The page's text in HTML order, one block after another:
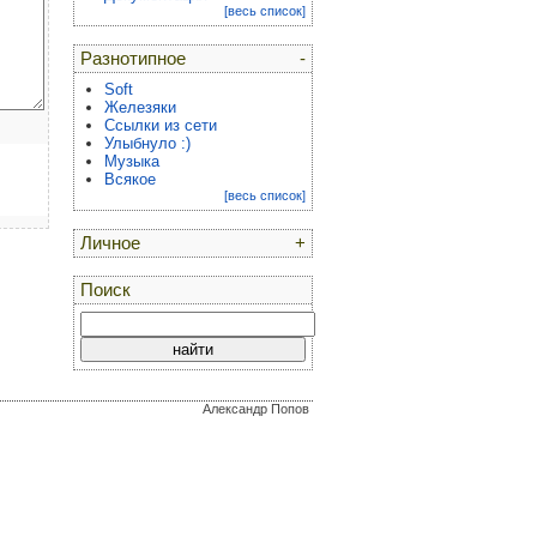
[весь список]
-
Разнотипное
Soft
Железяки
Ссылки из сети
Улыбнуло :)
Музыка
Всякое
[весь список]
+
Личное
Поиск
Александр Попов